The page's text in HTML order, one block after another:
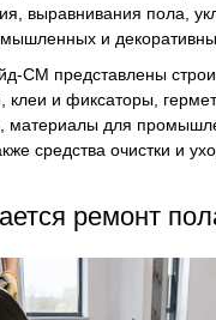
выравнивания пола,
и
СМ представлены
клеи и фиксаторы,
материалы для
средства очистки и
ремонт